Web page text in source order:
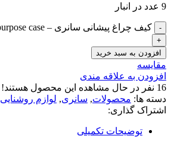
9 عدد در انبار
کیف چراغ پیشانی سانری – Sunrei multipurpose case عدد
افزودن به سبد خرید
مقایسه
افزودن به علاقه مندی
16 نفر در حال مشاهده این محصول هستند!
دسته ها: محصولات, سانری, لوازم روشنایی
اشتراک گذاری:
توضیحات تکمیلی